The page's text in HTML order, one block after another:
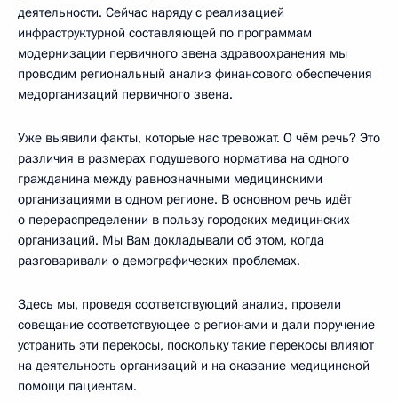
деятельности. Сейчас наряду с реализацией
инфраструктурной составляющей по программам
модернизации первичного звена здравоохранения мы
проводим региональный анализ финансового обеспечения
медорганизаций первичного звена.
Уже выявили факты, которые нас тревожат. О чём речь? Это
различия в размерах подушевого норматива на одного
гражданина между равнозначными медицинскими
организациями в одном регионе. В основном речь идёт
о перераспределении в пользу городских медицинских
организаций. Мы Вам докладывали об этом, когда
разговаривали о демографических проблемах.
Здесь мы, проведя соответствующий анализ, провели
совещание соответствующее с регионами и дали поручение
устранить эти перекосы, поскольку такие перекосы влияют
на деятельность организаций и на оказание медицинской
помощи пациентам.